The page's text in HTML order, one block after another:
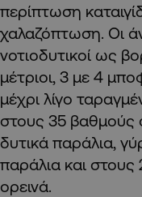
περίπτωση
χαλαζόπτωση. Οι
νοτιοδυτικοί ως
μέτριοι, 3 με 4
μέχρι λίγο
στους 35 βαθμούς
δυτικά παράλια,
παράλια και
ορεινά.